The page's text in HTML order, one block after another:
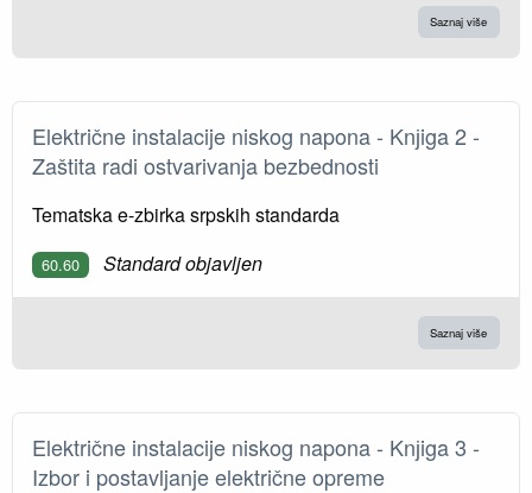
Saznaj više
Električne instalacije niskog napona - Knјiga 2 -
Zaštita radi ostvarivanja bezbednosti
Tematska e-zbirka srpskih standarda
60.60 Standard objavljen
Saznaj više
Električne instalacije niskog napona - Knјiga 3 -
Izbor i postavljanje električne opreme